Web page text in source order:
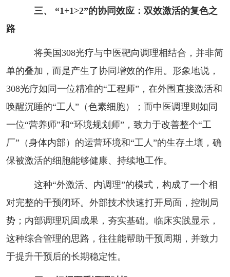
三、 “1+1>2”的协同效应：双效激活的复色之
路
将美国308光疗与中医靶向调理相结合，并非简
单的叠加，而是产生了协同增效的作用。形象地说，
308光疗如同一位精准的“工程师”，在外围直接激活和
唤醒沉睡的“工人”（色素细胞）；而中医调理则如同
一位“营养师”和“环境规划师”，致力于改善整个“工
厂”（身体内部）的运营环境和“工人”的生存土壤，确
保被激活的细胞能够健康、持续地工作。
这种“外激活、内调理”的模式，构成了一个相
对完整的干预闭环。外部技术快速打开局面，控制局
势；内部调理巩固成果，夯实基础。临床实践显示，
这种综合管理的思路，往往能帮助干预周期，并致力
于提升干预后的长期稳定性。